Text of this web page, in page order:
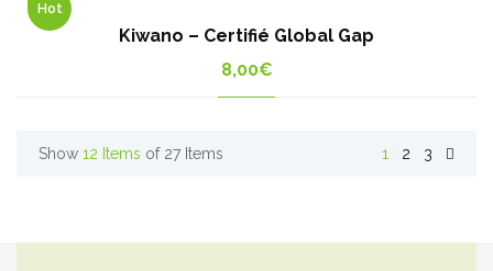
Hot
Kiwano – Certifié Global Gap
8,00€
Show 12 Items of 27 Items 1 2 3